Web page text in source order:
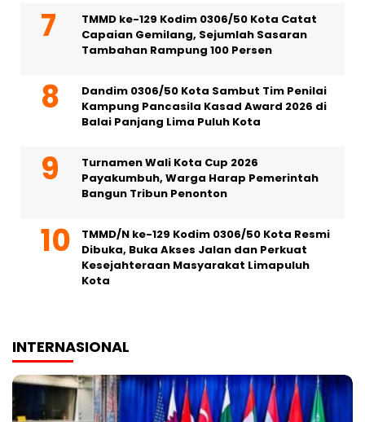
TMMD ke-129 Kodim 0306/50 Kota Catat
Capaian Gemilang, Sejumlah Sasaran
Tambahan Rampung 100 Persen
Dandim 0306/50 Kota Sambut Tim Penilai
Kampung Pancasila Kasad Award 2026 di
Balai Panjang Lima Puluh Kota
Turnamen Wali Kota Cup 2026
Payakumbuh, Warga Harap Pemerintah
Bangun Tribun Penonton
TMMD/N ke-129 Kodim 0306/50 Kota Resmi
Dibuka, Buka Akses Jalan dan Perkuat
Kesejahteraan Masyarakat Limapuluh
Kota
INTERNASIONAL